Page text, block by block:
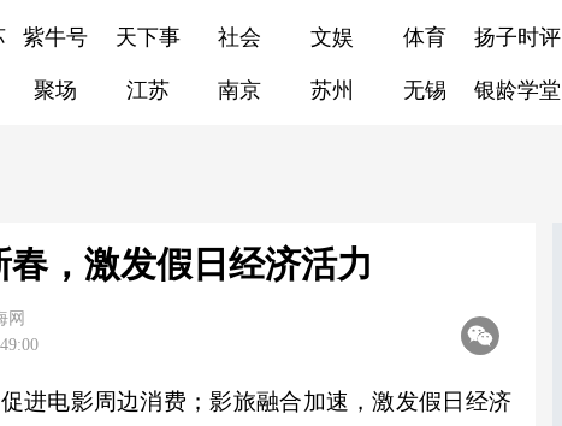
紫牛号 天下事 社会 文娱 体育 扬子时评
聚场 江苏 南京 苏州 无锡 银龄学堂
春，激发假日经济活力
网
电影周边消费；影旅融合加速，激发假日经济